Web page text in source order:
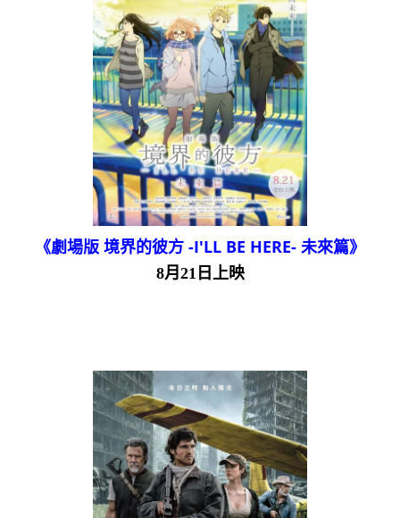
《劇場版 境界的彼方 -I'LL BE HERE- 未來篇》
8月21日上映